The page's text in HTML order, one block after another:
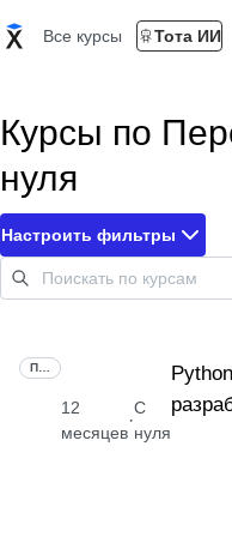
Все курсы Тота ИИ
Курсы по
нуля
Настроить фильтры
12
месяцев
·
С
нуля